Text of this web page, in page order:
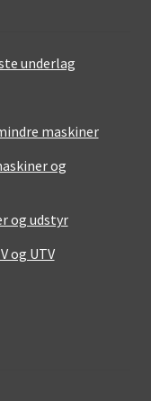
underlag
maskiner
og
og udstyr
og UTV